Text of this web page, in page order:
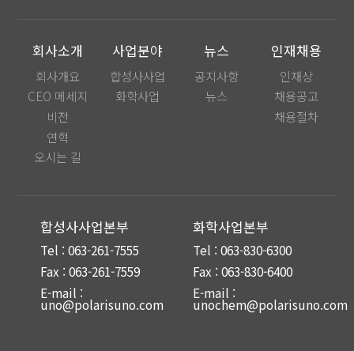
회사소개
회사개요
CEO 메세지
비전
연혁
오시는 길
사업분야
합성사사업
화학사업
뉴스
공지사항
뉴스
인재채용
인재상
채용공고
채용절차
합성사사업본부
Tel : 063-261-7555
Fax : 063-261-7559
E-mail :
uno@polarisuno.com
화학사업본부
Tel : 063-830-6300
Fax : 063-830-6400
E-mail :
unochem@polarisuno.com